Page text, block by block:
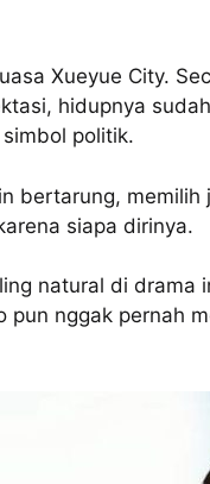
Xueyue City.
hidupnya
politik.
bertarung, memilih
siapa dirinya.
natural di drama
pun nggak pernah